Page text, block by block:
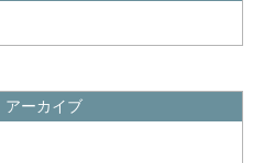
アーカイブ